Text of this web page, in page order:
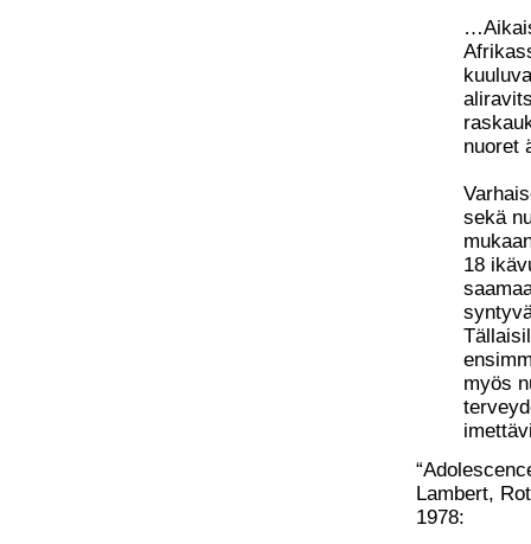
nuoret
sekä
18
myös
Lambert,
1978: